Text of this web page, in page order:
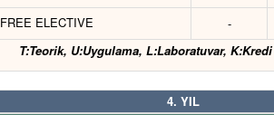
FREE ELECTIVE -
T:Teorik, U:Uygulama, L:Laboratuvar, K:Kredi
4. YIL